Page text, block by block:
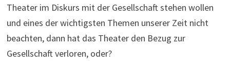
Theater im Diskurs mit der Gesellschaft stehen wollen
und eines der wichtigsten Themen unserer Zeit nicht
beachten, dann hat das Theater den Bezug zur
Gesellschaft verloren, oder?